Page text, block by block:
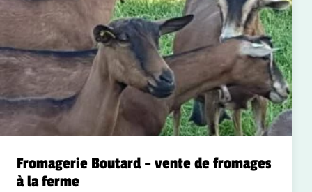
Fromagerie Boutard – vente de fromages
à la ferme